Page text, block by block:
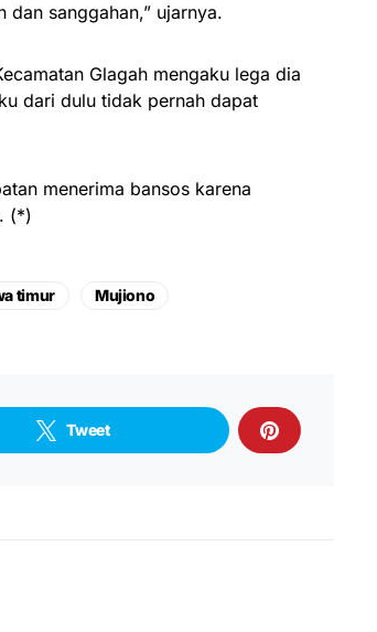
dan sanggahan,” ujarnya.
Glagah mengaku lega dia
dari dulu tidak pernah dapat
menerima bansos karena
(*)
timur Mujiono
Tweet